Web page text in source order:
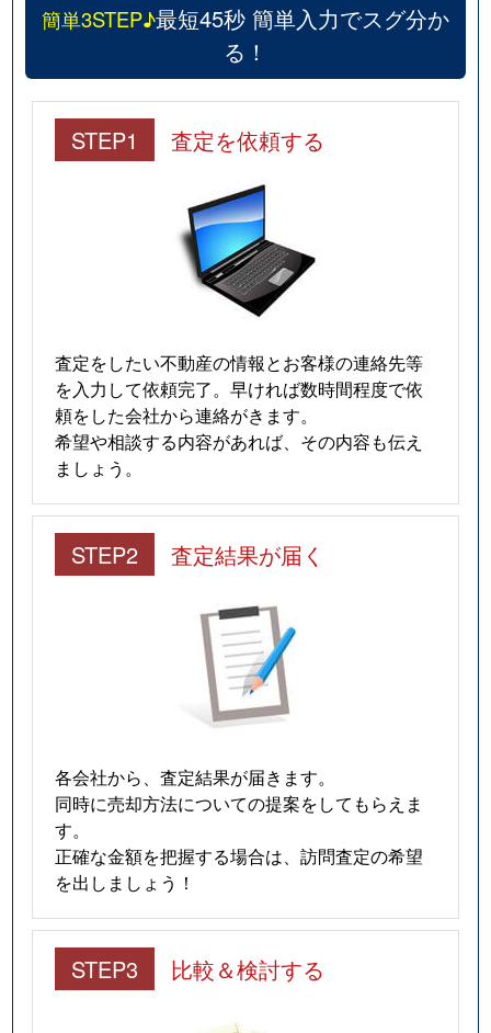
簡単3STEP♪最短45秒 簡単入力でスグ分か
る！
STEP1 査定を依頼する
査定をしたい不動産の情報とお客様の連絡先等
を入力して依頼完了。早ければ数時間程度で依
頼をした会社から連絡がきます。
希望や相談する内容があれば、その内容も伝え
ましょう。
STEP2 査定結果が届く
各会社から、査定結果が届きます。
同時に売却方法についての提案をしてもらえま
す。
正確な金額を把握する場合は、訪問査定の希望
を出しましょう！
STEP3 比較＆検討する